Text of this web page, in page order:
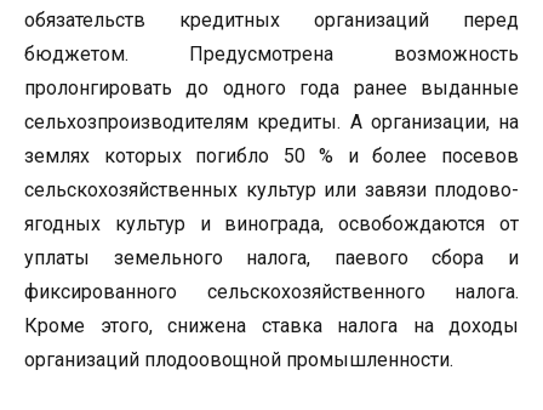
обязательств кредитных организаций перед
бюджетом. Предусмотрена возможность
пролонгировать до одного года ранее выданные
сельхозпроизводителям кредиты. А организации, на
землях которых погибло 50 % и более посевов
сельскохозяйственных культур или завязи плодово-
ягодных культур и винограда, освобождаются от
уплаты земельного налога, паевого сбора и
фиксированного сельскохозяйственного налога.
Кроме этого, снижена ставка налога на доходы
организаций плодоовощной промышленности.